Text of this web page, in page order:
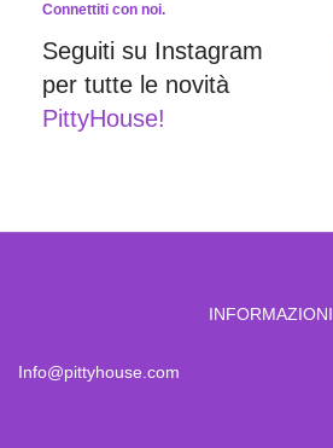
Connettiti con noi.
Seguiti su Instagram
per tutte le novità
PittyHouse!
INFORMAZIONI
Info@pittyhouse.com